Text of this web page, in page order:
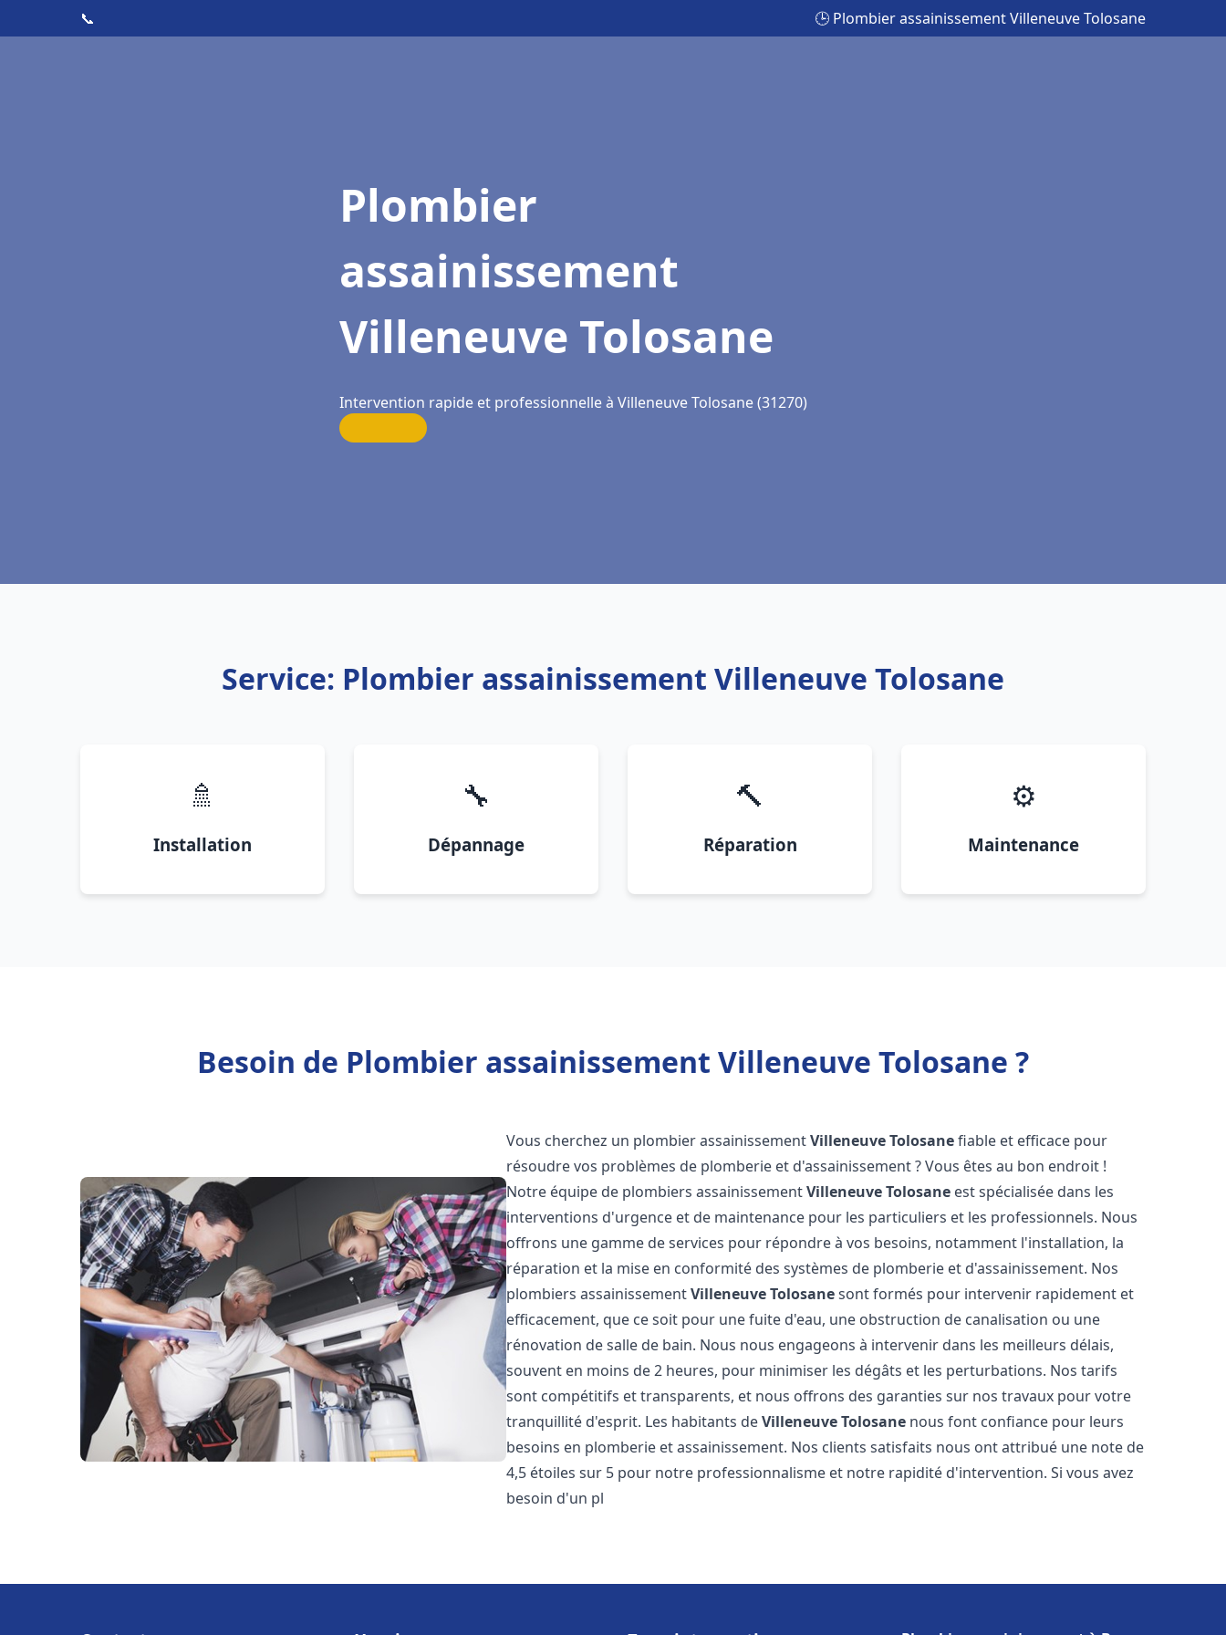
📞 🕒 Plombier assainissement Villeneuve Tolosane
Plombier
assainissement
Villeneuve Tolosane
Intervention rapide et professionnelle à Villeneuve Tolosane (31270)
Service: Plombier assainissement Villeneuve Tolosane
🚿
Installation
🔧
Dépannage
🔨
Réparation
⚙️
Maintenance
Besoin de Plombier assainissement Villeneuve Tolosane ?
Vous cherchez un plombier assainissementVilleneuve Tolosanefiable et efficace pour
résoudre vos problèmes de plomberie et d'assainissement ? Vous êtes au bon endroit !
Notre équipe de plombiers assainissementVilleneuve Tolosane est spécialisée dans les
interventions d'urgence et de maintenance pour les particuliers et les professionnels. Nous
offrons une gamme de services pour répondre à vos besoins, notamment l'installation, la
réparation et la mise en conformité des systèmes de plomberie et d'assainissement. Nos
plombiers assainissementVilleneuve Tolosanesont formés pour intervenir rapidement et
efficacement, que ce soit pour une fuite d'eau, une obstruction de canalisation ou une
rénovation de salle de bain. Nous nous engageons à intervenir dans les meilleurs délais,
souvent en moins de 2 heures, pour minimiser les dégâts et les perturbations. Nos tarifs
sont compétitifs et transparents, et nous offrons des garanties sur nos travaux pour votre
tranquillité d'esprit. Les habitants deVilleneuve Tolosane nous font confiance pour leurs
besoins en plomberie et assainissement. Nos clients satisfaits nous ont attribué une note de
4,5 étoiles sur 5 pour notre professionnalisme et notre rapidité d'intervention. Si vous avez
besoin d'un pl